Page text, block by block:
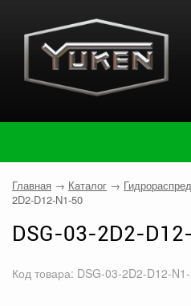
Главная → Каталог →
2D2-D12-N1-50
DSG-03-2D2-
Код товара: DSG-03-2D2-D12-